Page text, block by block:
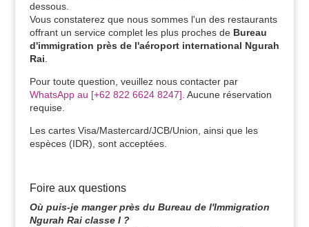
dessous.
Vous constaterez que nous sommes l'un des restaurants
offrant un service complet les plus proches de Bureau
d'immigration près de l'aéroport international Ngurah
Rai.
Pour toute question, veuillez nous contacter par
WhatsApp au [+62 822 6624 8247]. Aucune réservation
requise.
Les cartes Visa/Mastercard/JCB/Union, ainsi que les
espèces (IDR), sont acceptées.
Foire aux questions
Où puis-je manger près du Bureau de l'Immigration
Ngurah Rai classe I ?